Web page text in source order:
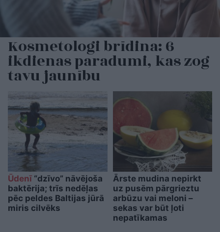
Kosmetologi brīdina: 6
ikdienas paradumi, kas zog
tavu jaunību
Ūdenī “dzīvo” nāvējoša
baktērija; trīs nedēļas
pēc peldes Baltijas jūrā
miris cilvēks
Ārste mudina nepirkt
uz pusēm pārgrieztu
arbūzu vai meloni –
sekas var būt ļoti
nepatīkamas